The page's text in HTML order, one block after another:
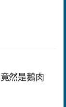
然是鵝肉